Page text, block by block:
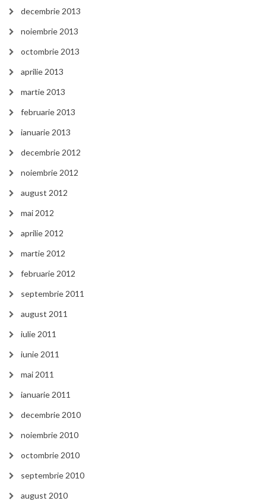
decembrie 2013
noiembrie 2013
octombrie 2013
aprilie 2013
martie 2013
februarie 2013
ianuarie 2013
decembrie 2012
noiembrie 2012
august 2012
mai 2012
aprilie 2012
martie 2012
februarie 2012
septembrie 2011
august 2011
iulie 2011
iunie 2011
mai 2011
ianuarie 2011
decembrie 2010
noiembrie 2010
octombrie 2010
septembrie 2010
august 2010